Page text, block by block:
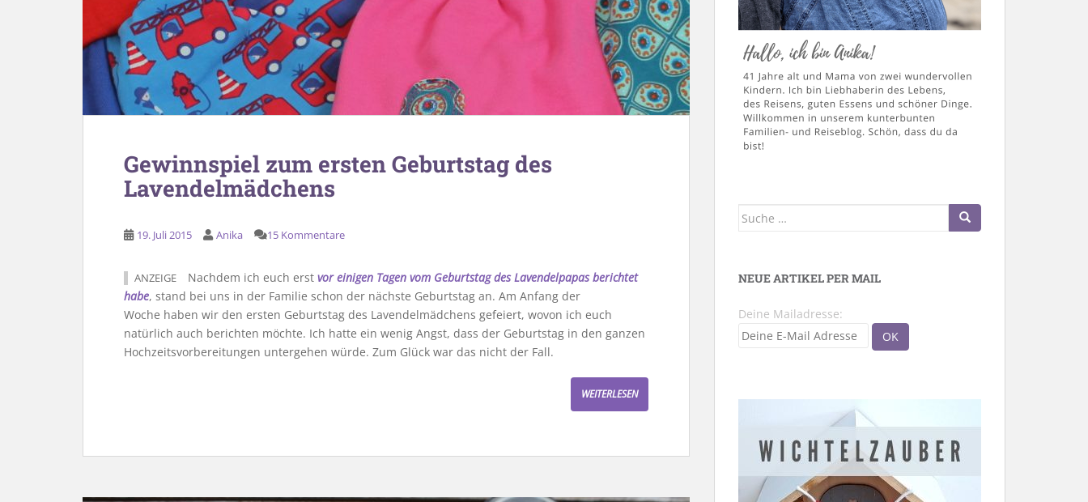
Gewinnspiel zum ersten Geburtstag des
Lavendelmädchens
19. Juli 2015 Anika 15 Kommentare
ANZEIGE Nachdem ich euch erst vor einigen Tagen vom Geburtstag des Lavendelpapas berichtet
habe, stand bei uns in der Familie schon der nächste Geburtstag an. Am Anfang der
Woche haben wir den ersten Geburtstag des Lavendelmädchens gefeiert, wovon ich euch
natürlich auch berichten möchte. Ich hatte ein wenig Angst, dass der Geburtstag in den ganzen
Hochzeitsvorbereitungen untergehen würde. Zum Glück war das nicht der Fall.
WEITERLESEN
Suche
NEUE ARTIKEL PER MAIL
Deine Mailadresse: